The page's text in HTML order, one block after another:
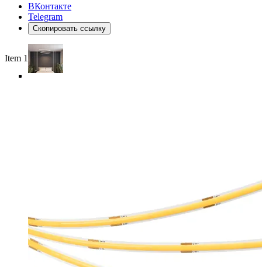
ВКонтакте
Telegram
Скопировать ссылку
Item 1 of 6